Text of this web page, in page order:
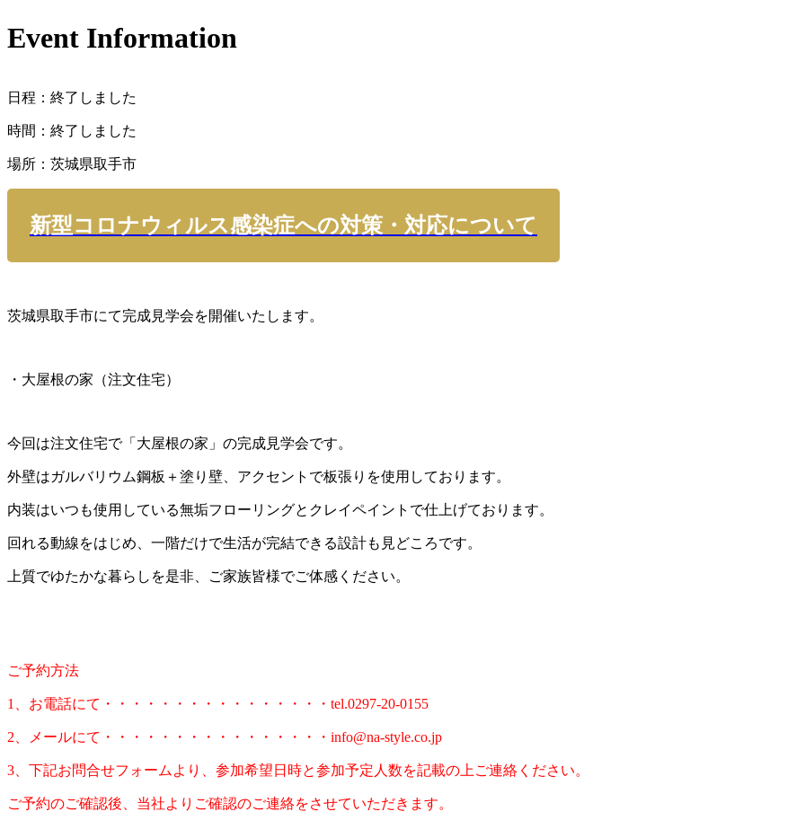
Event Information
日程：終了しました
時間：終了しました
場所：茨城県取手市
新型コロナウィルス感染症への対策・対応について
茨城県取手市にて完成見学会を開催いたします。
・大屋根の家（注文住宅）
今回は注文住宅で「大屋根の家」の完成見学会です。
外壁はガルバリウム鋼板＋塗り壁、アクセントで板張りを使用しております。
内装はいつも使用している無垢フローリングとクレイペイントで仕上げております。
回れる動線をはじめ、一階だけで生活が完結できる設計も見どころです。
上質でゆたかな暮らしを是非、ご家族皆様でご体感ください。
ご予約方法
1、お電話にて・・・・・・・・・・・・・・・・tel.0297-20-0155
2、メールにて・・・・・・・・・・・・・・・・info@na-style.co.jp
3、下記お問合せフォームより、 参加希望日時と参加予定人数を記載の上 ご連絡ください。
ご予約のご確認後、当社よりご確認のご連絡をさせていただきます。